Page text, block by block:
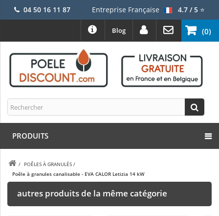
04 50 16 11 87 Entreprise Française 4.7 / 5⭐
(0)
Blog
PRODUITS
/ POÊLES À GRANULÉS /
Poêle à granules canalisable - EVA CALOR Letizia 14 kW
autres produits de la même catégorie